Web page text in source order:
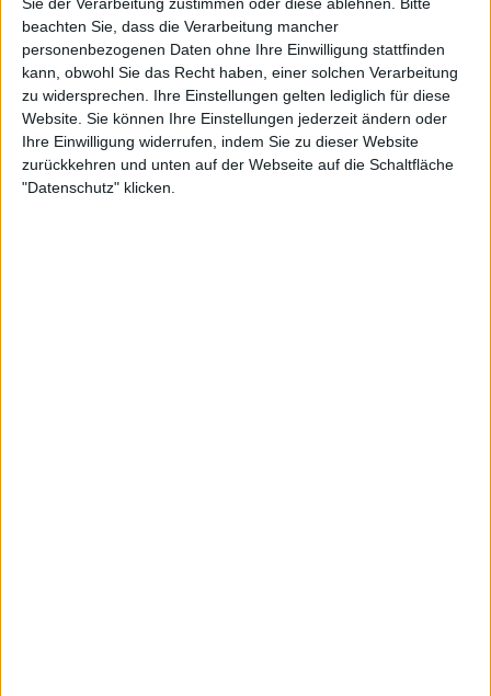
Sie der Verarbeitung zustimmen oder diese ablehnen. Bitte
beachten Sie, dass die Verarbeitung mancher
personenbezogenen Daten ohne Ihre Einwilligung stattfinden
kann, obwohl Sie das Recht haben, einer solchen Verarbeitung
zu widersprechen. Ihre Einstellungen gelten lediglich für diese
Website. Sie können Ihre Einstellungen jederzeit ändern oder
Ihre Einwilligung widerrufen, indem Sie zu dieser Website
zurückkehren und unten auf der Webseite auf die Schaltfläche
"Datenschutz" klicken.